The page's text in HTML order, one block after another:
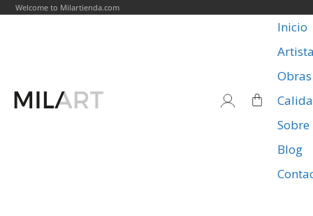
Welcome to Milartienda.com
Inicio
Obras
Blog